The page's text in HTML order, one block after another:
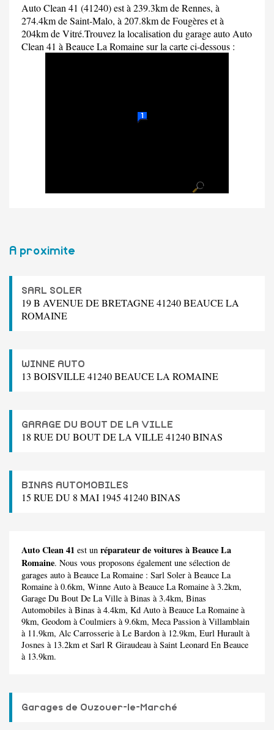
Auto Clean 41 (41240) est à 239.3km de Rennes, à
274.4km de Saint-Malo, à 207.8km de Fougères et à
204km de Vitré.Trouvez la localisation du garage auto Auto
Clean 41 à Beauce La Romaine sur la carte ci-dessous :
A proximite
SARL SOLER
19 B AVENUE DE BRETAGNE 41240 BEAUCE LA
ROMAINE
WINNE AUTO
13 BOISVILLE 41240 BEAUCE LA ROMAINE
GARAGE DU BOUT DE LA VILLE
18 RUE DU BOUT DE LA VILLE 41240 BINAS
BINAS AUTOMOBILES
15 RUE DU 8 MAI 1945 41240 BINAS
Auto Clean 41 est un réparateur de voitures à Beauce La
Romaine. Nous vous proposons également une sélection de
garages auto à Beauce La Romaine : Sarl Soler à Beauce La
Romaine à 0.6km, Winne Auto à Beauce La Romaine à 3.2km,
Garage Du Bout De La Ville à Binas à 3.4km, Binas
Automobiles à Binas à 4.4km, Kd Auto à Beauce La Romaine à
9km, Geodom à Coulmiers à 9.6km, Meca Passion à Villamblain
à 11.9km, Alc Carrosserie à Le Bardon à 12.9km, Eurl Hurault à
Josnes à 13.2km et Sarl R Giraudeau à Saint Leonard En Beauce
à 13.9km.
Garages de Ouzouer-le-Marché